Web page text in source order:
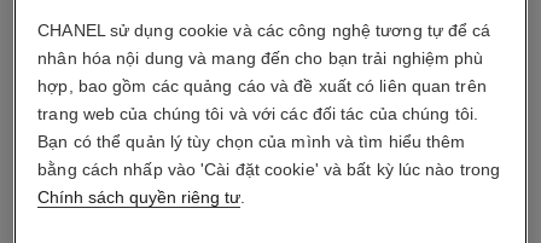
CHANEL sử dụng cookie và các công nghệ tương tự để cá
nhân hóa nội dung và mang đến cho bạn trải nghiệm phù
hợp, bao gồm các quảng cáo và đề xuất có liên quan trên
trang web của chúng tôi và với các đối tác của chúng tôi.
Bạn có thể quản lý tùy chọn của mình và tìm hiểu thêm
bằng cách nhấp vào 'Cài đặt cookie' và bất kỳ lúc nào trong
Chính sách quyền riêng tư